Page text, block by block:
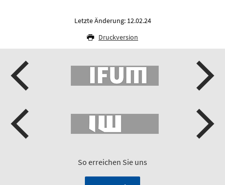
Letzte Änderung: 12.02.24
Druckversion
So erreichen Sie uns